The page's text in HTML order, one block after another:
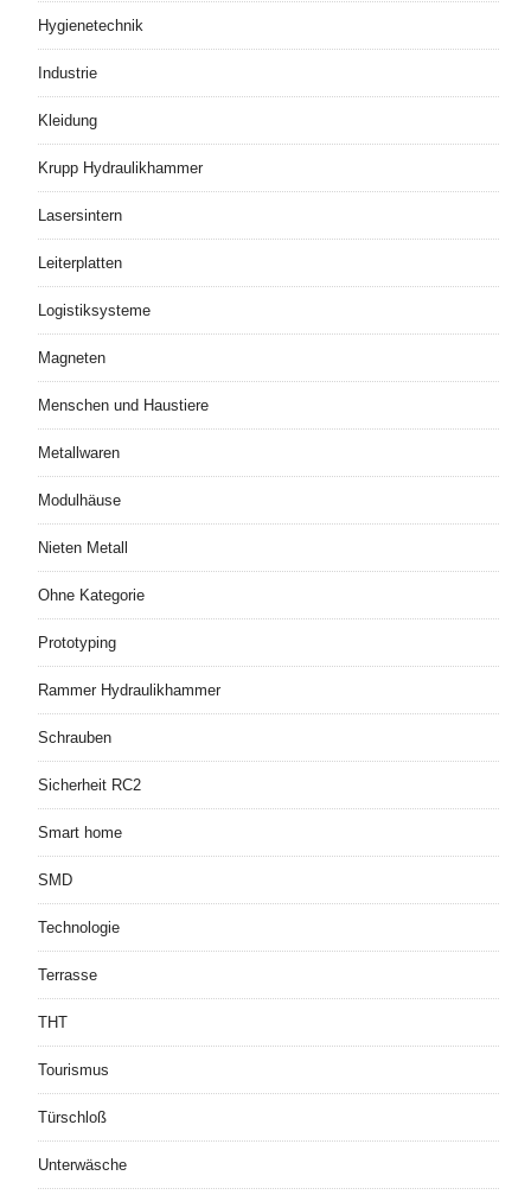
Hygienetechnik
Industrie
Kleidung
Krupp Hydraulikhammer
Lasersintern
Leiterplatten
Logistiksysteme
Magneten
Menschen und Haustiere
Metallwaren
Modulhäuse
Nieten Metall
Ohne Kategorie
Prototyping
Rammer Hydraulikhammer
Schrauben
Sicherheit RC2
Smart home
SMD
Technologie
Terrasse
THT
Tourismus
Türschloß
Unterwäsche